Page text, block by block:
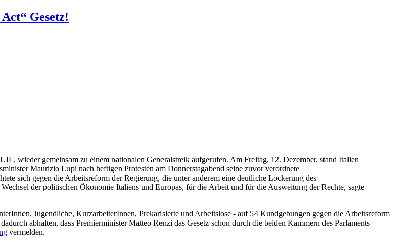
Gesetz!
wieder gemeinsam zu einem nationalen Generalstreik aufgerufen. Am Freitag, 12. Dezember, stand Italien
Maurizio Lupi nach heftigen Protesten am Donnerstagabend seine zuvor verordnete
sich gegen die Arbeitsreform der Regierung, die unter anderem eine deutliche Lockerung des
der politischen Ökonomie Italiens und Europas, für die Arbeit und für die Ausweitung der Rechte, sagte
Jugendliche, KurzarbeiterInnen, Prekarisierte und Arbeitslose - auf 54 Kundgebungen gegen die Arbeitsreform
abhalten, dass Premierminister Matteo Renzi das Gesetz schon durch die beiden Kammern des Parlaments
vermelden.